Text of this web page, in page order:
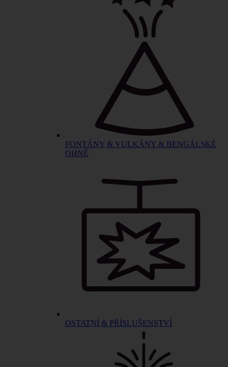
FONTÁNY & VULKÁNY & BENGÁLSKÉ
OHNĚ
OSTATNÍ & PŘÍSLUŠENSTVÍ